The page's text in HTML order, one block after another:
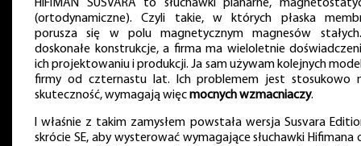
HIFIMAN SUSVARA to słuchawki planarne,
(ortodynamiczne). Czyli takie, w których płaska
porusza się w polu magnetycznym magnesów
doskonałe konstrukcje, a firma ma wieloletnie
ich projektowaniu i produkcji. Ja sam używam kolejnych
firmy od czternastu lat. Ich problemem jest stosukowo
skuteczność, wymagają więcmocnych wzmacniaczy.
I właśnie z takim zamysłem powstała wersja Susvara
skrócie SE, aby wysterować wymagające słuchawki Hifimana